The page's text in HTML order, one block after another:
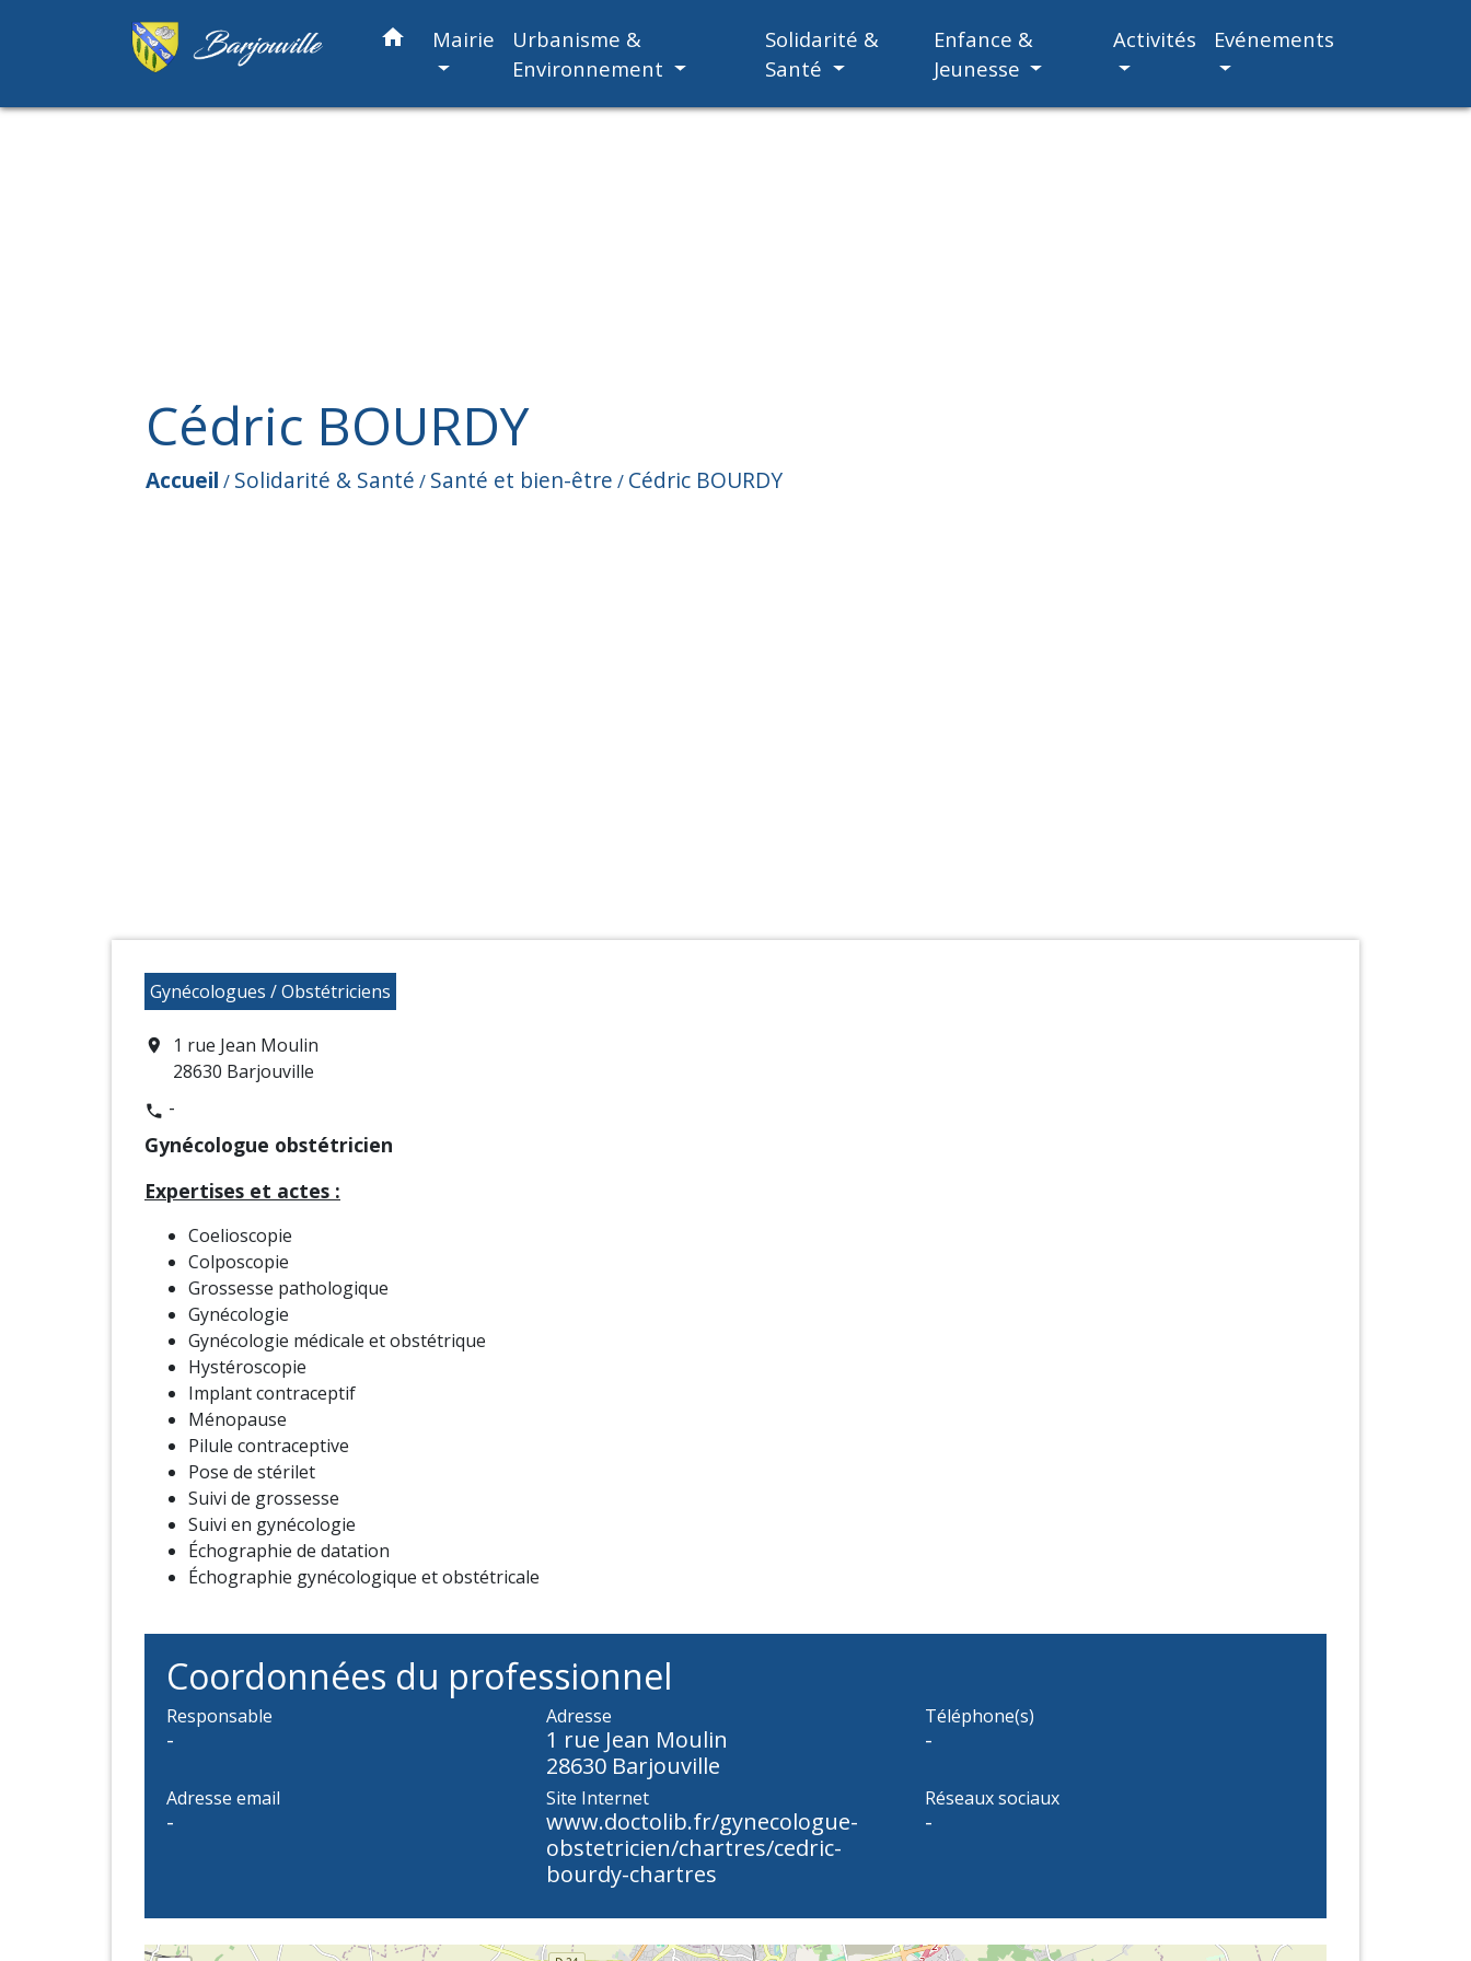
home Mairie
Urbanisme &
Environnement
Solidarité &
Santé
Enfance &
Jeunesse
Activités Evénements
Cédric BOURDY
Accueil / Solidarité & Santé / Santé et bien-être / Cédric BOURDY
Gynécologues / Obstétriciens
location_on
1 rue Jean Moulin
28630 Barjouville
phone -
Gynécologue obstétricien
Expertises et actes :
Coelioscopie
Colposcopie
Grossesse pathologique
Gynécologie
Gynécologie médicale et obstétrique
Hystéroscopie
Implant contraceptif
Ménopause
Pilule contraceptive
Pose de stérilet
Suivi de grossesse
Suivi en gynécologie
Échographie de datation
Échographie gynécologique et obstétricale
Coordonnées du professionnel
Responsable
-
Adresse
1 rue Jean Moulin
28630 Barjouville
Téléphone(s)
-
Adresse email
-
Site Internet
www.doctolib.fr/gynecologue-
obstetricien/chartres/cedric-
bourdy-chartres
Réseaux sociaux
-